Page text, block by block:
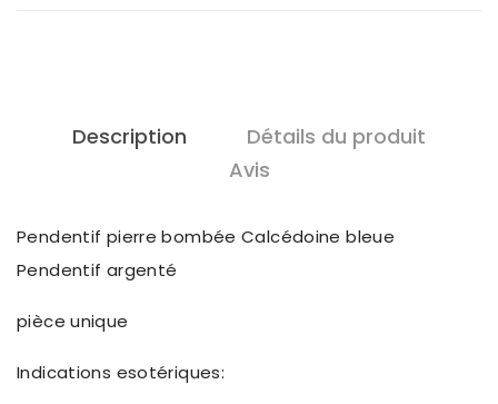
Description
Détails du produit
Avis
Pendentif pierre bombée Calcédoine bleue
Pendentif argenté
pièce unique
Indications esotériques: